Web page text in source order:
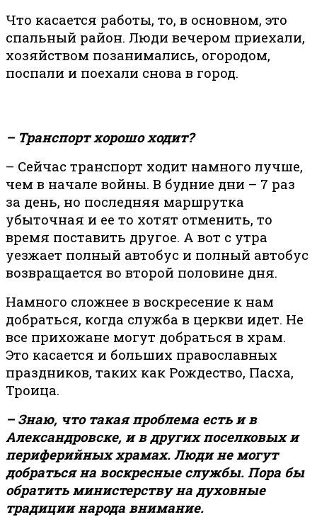
Что касается работы, то, в основном, это
спальный район. Люди вечером приехали,
хозяйством позанимались, огородом,
поспали и поехали снова в город.
– Транспорт хорошо ходит?
– Сейчас транспорт ходит намного лучше,
чем в начале войны. В будние дни – 7 раз
за день, но последняя маршрутка
убыточная и ее то хотят отменить, то
время поставить другое. А вот с утра
уезжает полный автобус и полный автобус
возвращается во второй половине дня.
Намного сложнее в воскресение к нам
добраться, когда служба в церкви идет. Не
все прихожане могут добраться в храм.
Это касается и больших православных
праздников, таких как Рождество, Пасха,
Троица.
– Знаю, что такая проблема есть и в
Александровске, и в других поселковых и
периферийных храмах. Люди не могут
добраться на воскресные службы. Пора бы
обратить министерству на духовные
традиции народа внимание.